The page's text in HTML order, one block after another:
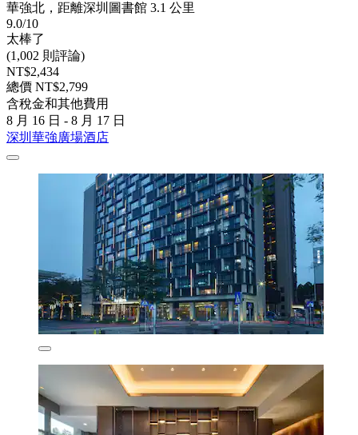
華強北，距離深圳圖書館 3.1 公里
9.0/10
太棒了
(1,002 則評論)
NT$2,434
總價 NT$2,799
含稅金和其他費用
8 月 16 日 - 8 月 17 日
深圳華強廣場酒店